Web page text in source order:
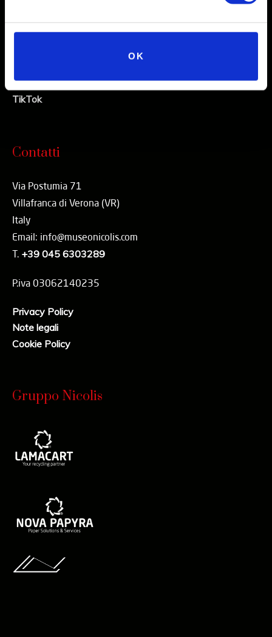
OK
X
TikTok
Contatti
Via Postumia 71
Villafranca di Verona (VR)
Italy
Email: info@museonicolis.com
T. +39 045 6303289
P.iva 03062140235
Privacy Policy
Note legali
Cookie Policy
Gruppo Nicolis